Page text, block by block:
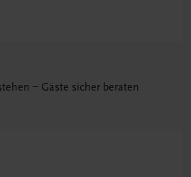
– Gäste sicher beraten